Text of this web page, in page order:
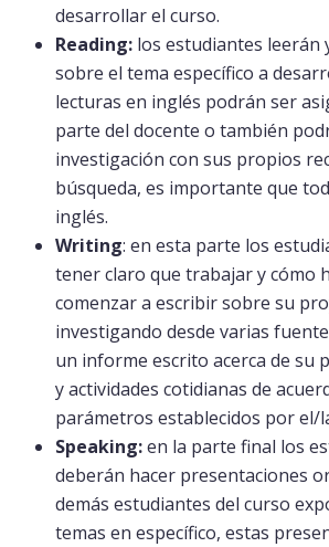
desarrollar el curso.
Reading:los estudiantes leerán
sobre el tema específico a
lecturas en inglés podrán ser
parte del docente o también
investigación con sus propios
búsqueda, es importante que
inglés.
Writing: en esta parte los
tener claro que trabajar y cómo
comenzar a escribir sobre su
investigando desde varias
un informe escrito acerca de su
y actividades cotidianas de
parámetros establecidos por el/
Speaking: en la parte final los
deberán hacer presentaciones
demás estudiantes del curso
temas en específico, estas